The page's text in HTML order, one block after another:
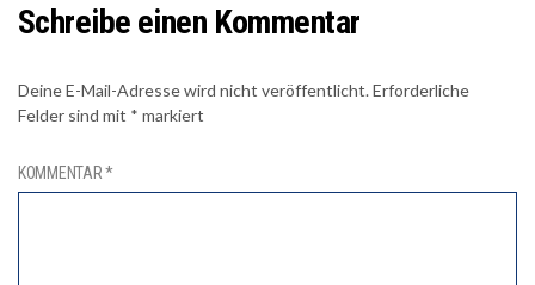
Schreibe einen Kommentar
Deine E-Mail-Adresse wird nicht veröffentlicht.Erforderliche
Felder sind mit * markiert
KOMMENTAR*